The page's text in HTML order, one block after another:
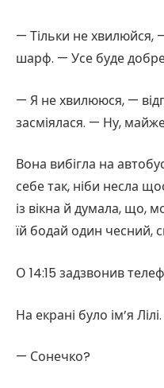
— Тільки не хвилюйся,
шарф. — Усе буде
— Я не хвилююся, —
засміялася. — Ну,
Вона вибігла на
себе так, ніби несла
із вікна й думала, що,
їй бодай один чесний,
О 14:15 задзвонив
На екрані було ім’я
— Сонечко?